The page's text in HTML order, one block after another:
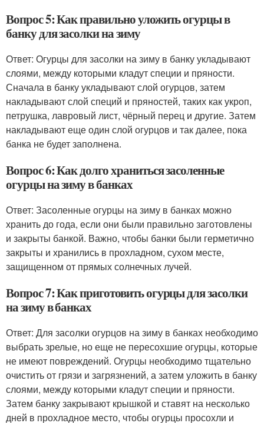
Вопрос 5: Как правильно уложить огурцы в
банку для засолки на зиму
Ответ: Огурцы для засолки на зиму в банку укладывают
слоями, между которыми кладут специи и пряности.
Сначала в банку укладывают слой огурцов, затем
накладывают слой специй и пряностей, таких как укроп,
петрушка, лавровый лист, чёрный перец и другие. Затем
накладывают еще один слой огурцов и так далее, пока
банка не будет заполнена.
Вопрос 6: Как долго храниться засоленные
огурцы на зиму в банках
Ответ: Засоленные огурцы на зиму в банках можно
хранить до года, если они были правильно заготовлены
и закрыты банкой. Важно, чтобы банки были герметично
закрыты и хранились в прохладном, сухом месте,
защищенном от прямых солнечных лучей.
Вопрос 7: Как приготовить огурцы для засолки
на зиму в банках
Ответ: Для засолки огурцов на зиму в банках необходимо
выбрать зрелые, но еще не пересохшие огурцы, которые
не имеют повреждений. Огурцы необходимо тщательно
очистить от грязи и загрязнений, а затем уложить в банку
слоями, между которыми кладут специи и пряности.
Затем банку закрывают крышкой и ставят на несколько
дней в прохладное место, чтобы огурцы просохли и